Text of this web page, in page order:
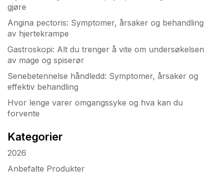
gjøre
Angina pectoris: Symptomer, årsaker og behandling
av hjertekrampe
Gastroskopi: Alt du trenger å vite om undersøkelsen
av mage og spiserør
Senebetennelse håndledd: Symptomer, årsaker og
effektiv behandling
Hvor lenge varer omgangssyke og hva kan du
forvente
Kategorier
2026
Anbefalte Produkter